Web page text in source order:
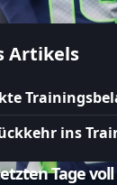
Artikels
ins
Tage